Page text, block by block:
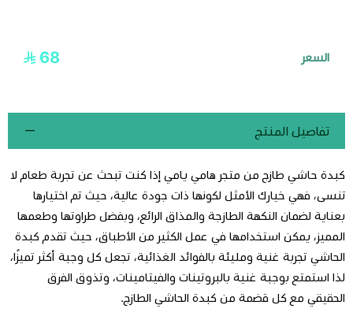
السعر 68
تفاصيل المنتج
كبدة حاشي طازج من متجر هامي يامي إذا كنت تبحث عن تجربة طعام لا
تنسى، فهي خيارك الأمثل لكونها ذات جودة عالية، حيث تم اختيارها
بعناية لضمان النكهة الطازجة والمذاق الرائع، وبفضل طراوتها وطعمها
المميز، يمكن استخدامها في عمل الكثير من الأطباق، حيث تقدم كبدة
الحاشي تجربة غنية ومليئة بالفوائد الغذائية، تجعل كل وجبة أكثر تميزًا،
لذا استمتع بوجبة غنية بالبروتينات والفيتامينات، وتذوق الفرق
الحقيقي مع كل قضمة من كبدة الحاشي الطازج.